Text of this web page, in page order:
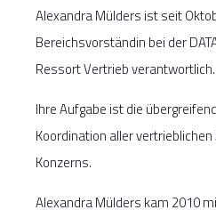
Alexandra Mülders ist seit
Bereichsvorständin bei der
Ressort Vertrieb verantwortlich.
Ihre Aufgabe ist die
Koordination aller
Konzerns.
Alexandra Mülders kam 2010